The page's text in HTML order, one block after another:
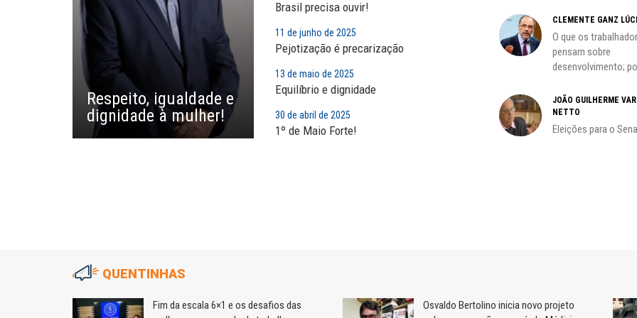
Respeito, igualdade e
dignidade à mulher!
Brasil precisa ouvir!
11 de junho de 2025
Pejotização é precarização
13 de maio de 2025
Equilíbrio e dignidade
30 de abril de 2025
1º de Maio Forte!
EDUARDO ANNUNCIATO CHICÃO
Sem salário digno e proteção
social, não existe...
EUSÉBIO PINTO NETO
A fortaleza do sindicato
MIGUEL TORRES
A luta continua: agora o foco é
o...
CARLOS LOPES
O resgate do nosso Estado
Nacional; por Carlos...
CLEMENTE GANZ
O que os
pensam sobre
desenvolvimento;
JOÃO GUILHERME
NETTO
Eleições para o
QUENTINHAS
Fim da escala 6×1 e os desafios das
Osvaldo Bertolino inicia novo projeto